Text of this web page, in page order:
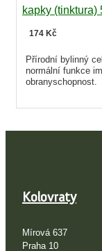
kapky (tinktura)
174 Kč
Přírodní bylinný
normální funkce
obranyschopnost.
Kolovraty
Mírová 637
Praha 10